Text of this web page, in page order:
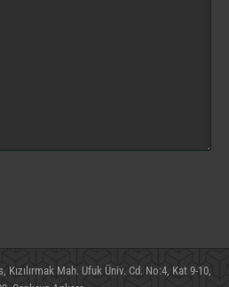
Mah. Ufuk Üniv. Cd. No:4, Kat 9-10,